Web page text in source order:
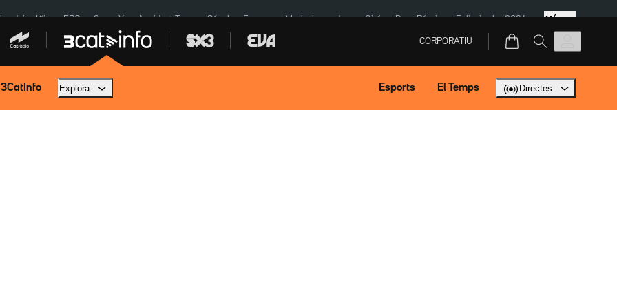
Kíiv ERC SpaceX Accident Tona Sánchez Europa Marlaska Jaume Giró Dron Rússia Eclipsi solar 2026 Més
CORPORATIU
3CatInfo Explora Esports El Temps Directes